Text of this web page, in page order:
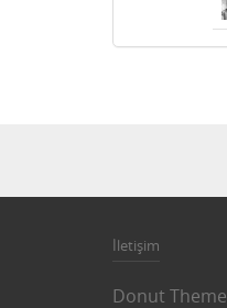
İletişim
Donut Theme